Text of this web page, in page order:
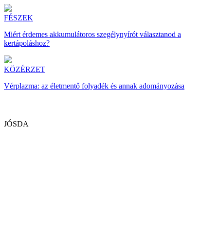
FÉSZEK
Miért érdemes akkumulátoros szegélynyírót választanod a
kertápoláshoz?
KÖZÉRZET
Vérplazma: az életmentő folyadék és annak adományozása
JÓSDA